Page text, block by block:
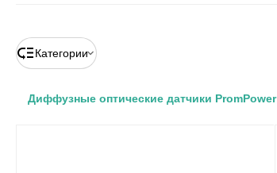
Категории
Диффузные оптические датчики PromPower